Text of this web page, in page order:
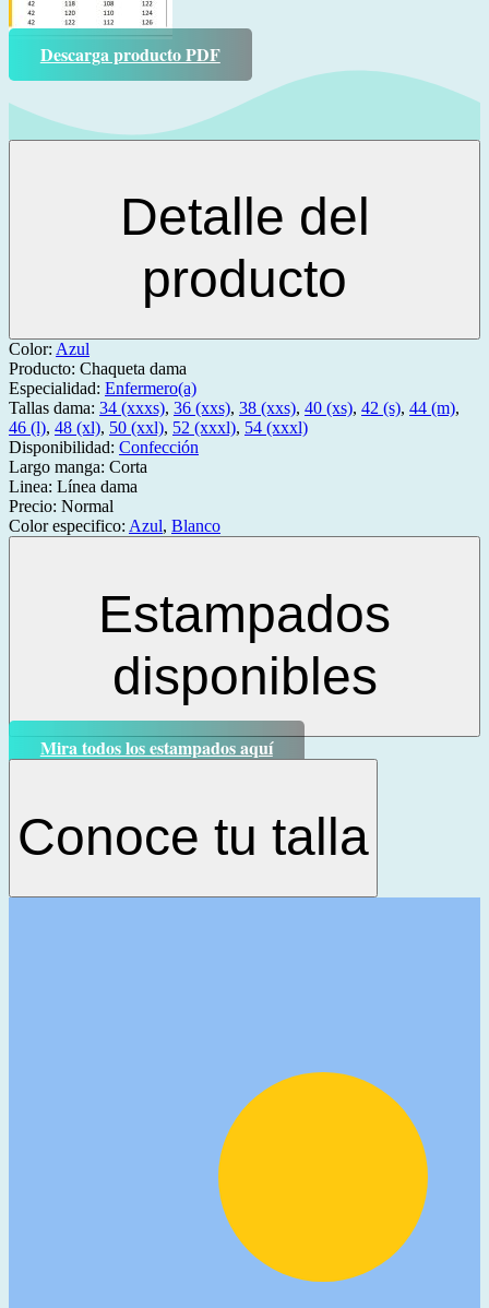
Descarga producto PDF
Detalle del
producto
Color: Azul
Producto: Chaqueta dama
Especialidad: Enfermero(a)
Tallas dama: 34 (xxxs), 36 (xxs), 38 (xxs), 40 (xs), 42 (s), 44 (m),
46 (l), 48 (xl), 50 (xxl), 52 (xxxl), 54 (xxxl)
Disponibilidad: Confección
Largo manga: Corta
Linea: Línea dama
Precio: Normal
Color especifico: Azul, Blanco
Estampados
disponibles
Mira todos los estampados aquí
Conoce tu talla